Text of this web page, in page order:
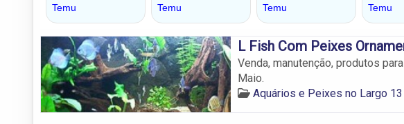
L Fish Com Peixes
Venda, manutenção, produtos
Maio.
Aquários e Peixes no Largo 13